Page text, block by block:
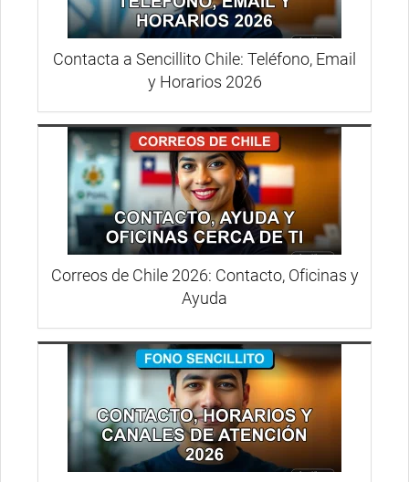
Contacta a Sencillito Chile: Teléfono, Email
y Horarios 2026
Correos de Chile 2026: Contacto, Oficinas y
Ayuda